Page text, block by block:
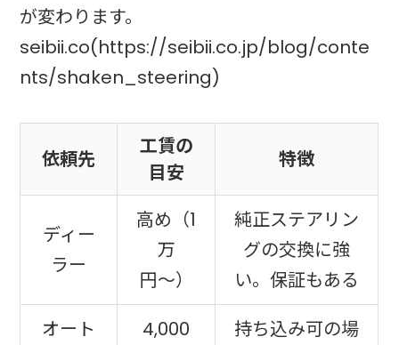
が変わります。
seibii.co(https://seibii.co.jp/blog/conte
nts/shaken_steering)
依頼先
工賃の
目安
特徴
ディー
ラー
高め（1
万
円〜）
純正ステアリン
グの交換に強
い。保証もある
オート
4,000
持ち込み可の場